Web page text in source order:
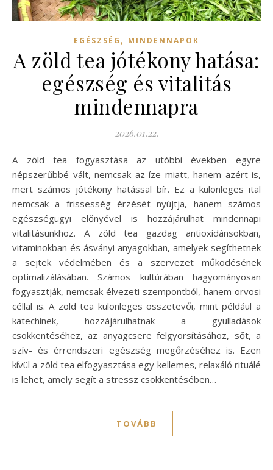
EGÉSZSÉG , MINDENNAPOK
A zöld tea jótékony hatása:
egészség és vitalitás
mindennapra
2026.01.22.
A zöld tea fogyasztása az utóbbi években egyre
népszerűbbé vált, nemcsak az íze miatt, hanem azért is,
mert számos jótékony hatással bír. Ez a különleges ital
nemcsak a frissesség érzését nyújtja, hanem számos
egészségügyi előnyével is hozzájárulhat mindennapi
vitalitásunkhoz. A zöld tea gazdag antioxidánsokban,
vitaminokban és ásványi anyagokban, amelyek segíthetnek
a sejtek védelmében és a szervezet működésének
optimalizálásában. Számos kultúrában hagyományosan
fogyasztják, nemcsak élvezeti szempontból, hanem orvosi
céllal is. A zöld tea különleges összetevői, mint például a
katechinek, hozzájárulhatnak a gyulladások
csökkentéséhez, az anyagcsere felgyorsításához, sőt, a
szív- és érrendszeri egészség megőrzéséhez is. Ezen
kívül a zöld tea elfogyasztása egy kellemes, relaxáló rituálé
is lehet, amely segít a stressz csökkentésében…
TOVÁBB